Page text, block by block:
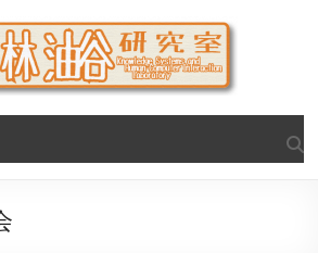
油谷研究室
情報学研究科 学際情報学専攻 / 大阪府
理科学科(大学院 理学系研究科 情報数理